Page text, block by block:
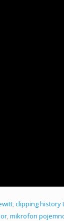
, clipping history
, mikrofon